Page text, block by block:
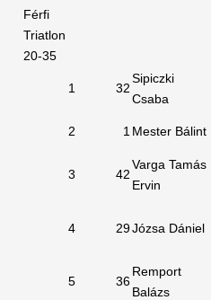
Férfi
Triatlon
20-35
1 32
Sipiczki
Csaba
2 1 Mester Bálint
3 42
Varga Tamás
Ervin
4 29Józsa Dániel
5 36
Remport
Balázs